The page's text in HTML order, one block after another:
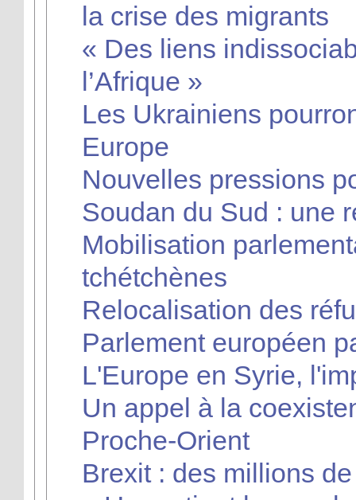
la crise des migrants
« Des liens
l’Afrique »
Les Ukrainiens
Europe
Nouvelles pressions
Soudan du Sud : une
Mobilisation
tchétchènes
Relocalisation des
Parlement européen
L'Europe en Syrie,
Un appel à la
Proche-Orient
Brexit : des millions